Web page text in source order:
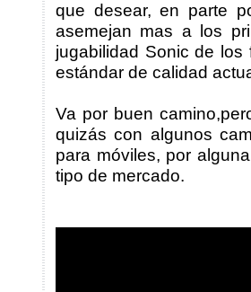
que desear, en parte
asemejan mas a los
jugabilidad Sonic de
estándar de calidad
Va por buen
quizás con algunos
para móviles, por
tipo de mercado.